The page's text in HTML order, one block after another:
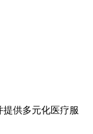
供多元化医疗服